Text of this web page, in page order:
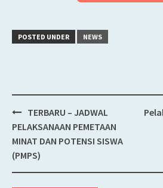
POSTED UNDER NEWS
Post
navigation
TERBARU – JADWAL
PELAKSANAAN PEMETAAN
MINAT DAN POTENSI SISWA
(PMPS)